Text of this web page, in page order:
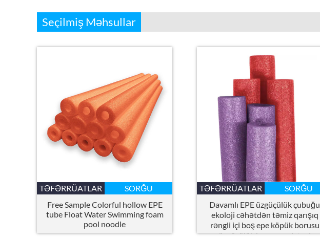
Seçilmiş Məhsullar
TƏFƏRRÜATLAR
SORĞU
Free Sample Colorful hollow EPE
tube Float Water Swimming foam
pool noodle
TƏFƏRRÜATLAR
SORĞU
Davamlı EPE üzgüçülük çubuğu
ekoloji cəhətdən təmiz qarışıq
rəngli içi boş epe köpük borusu
üzgüçülük hovuzu əriştəsi